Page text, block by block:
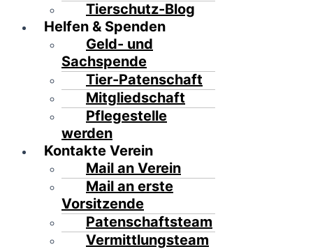
Tierschutz-Blog
Helfen & Spenden
Geld- und
Sachspende
Tier-Patenschaft
Mitgliedschaft
Pflegestelle
werden
Kontakte Verein
Mail an Verein
Mail an erste
Vorsitzende
Patenschaftsteam
Vermittlungsteam